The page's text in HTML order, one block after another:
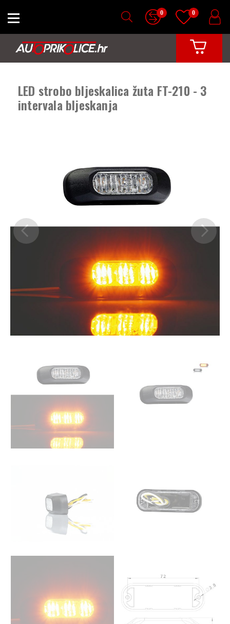
0 0
LED strobo bljeskalica žuta FT-210 - 3
intervala bljeskanja
Previous Next